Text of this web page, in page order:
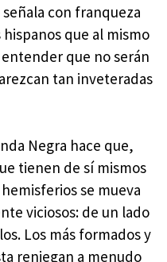
con franqueza
que al mismo
que no serán
tan inveteradas
Negra hace que,
tienen de sí mismos
se mueva
viciosos: de un lado
Los más formados y
reniegan a menudo